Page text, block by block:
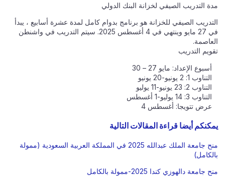
مدة التدريب الصيفي لخزانة البنك الدولي
التدريب الصيفي للخزانة هو برنامج بدوام كامل لمدة عشرة أسابيع ، يبدأ
في 27 مايو وينتهي في 4 أغسطس 2025. سيتم التدريب في واشنطن
العاصمة.
تقويم التدريب
أسبوع الإعداد: مايو 27 – 30
التناوب 1: 2 يونيو-20 يونيو
التناوب 2: 23 يونيو-11 يوليو
التناوب 3: 14 يوليو-1 أغسطس
عرض تتويجا: أغسطس 4
يمكنكم أيضا قراءة المقالات التالية
منح جامعة الملك عبدالله 2025 في المملكة العربية السعودية (ممولة
بالكامل)
منح جامعة دالهوزي كندا 2025-ممولة بالكامل